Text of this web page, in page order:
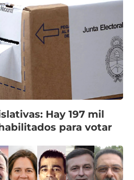
Hay 197 mil
para votar